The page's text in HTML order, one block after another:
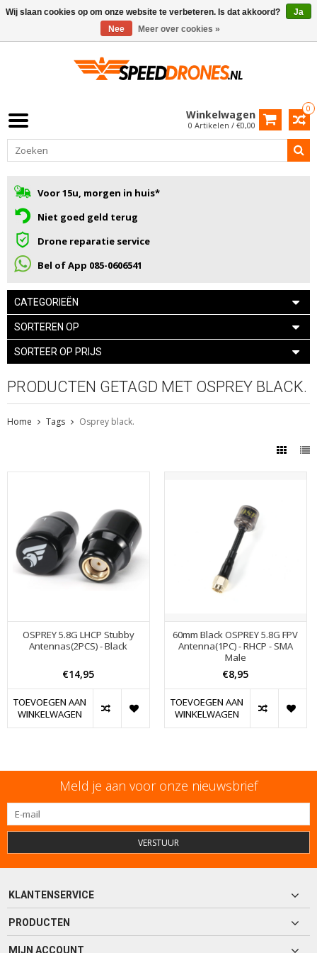
0
Winkelwagen
0 Artikelen / €0,00
Voor 15u, morgen in huis*
Niet goed geld terug
Drone reparatie service
Bel of App 085-0606541
CATEGORIEËN
SORTEREN OP
SORTEER OP PRIJS
PRODUCTEN GETAGD MET OSPREY BLACK.
Home Tags Osprey black.
OSPREY 5.8G LHCP Stubby
Antennas(2PCS) - Black
€14,95
TOEVOEGEN AAN
WINKELWAGEN
60mm Black OSPREY 5.8G FPV
Antenna(1PC) - RHCP - SMA
Male
€8,95
TOEVOEGEN AAN
WINKELWAGEN
Meld je aan voor onze nieuwsbrief
VERSTUUR
KLANTENSERVICE
PRODUCTEN
MIJN ACCOUNT
Wij slaan cookies op om onze website te verbeteren. Is dat akkoord?
Ja
Nee
Meer over cookies »